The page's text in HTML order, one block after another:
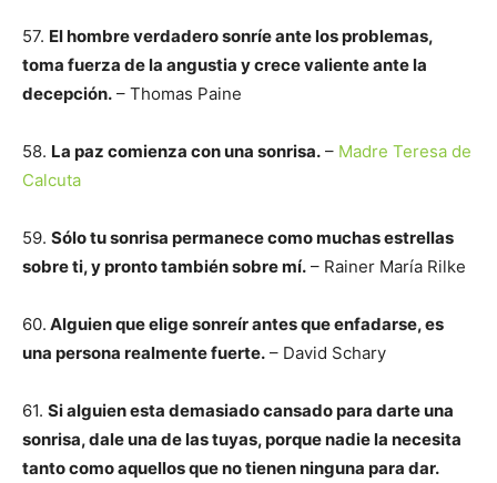
57. El hombre verdadero sonríe ante los problemas,
toma fuerza de la angustia y crece valiente ante la
decepción. – Thomas Paine
58. La paz comienza con una sonrisa. – Madre Teresa de
Calcuta
59. Sólo tu sonrisa permanece como muchas estrellas
sobre ti, y pronto también sobre mí. – Rainer María Rilke
60. Alguien que elige sonreír antes que enfadarse, es
una persona realmente fuerte. – David Schary
61. Si alguien esta demasiado cansado para darte una
sonrisa, dale una de las tuyas, porque nadie la necesita
tanto como aquellos que no tienen ninguna para dar.